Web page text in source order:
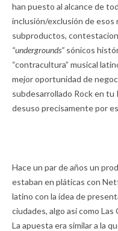
han puesto al alcance de
inclusión/exclusión de esos
subproductos,
“undergrounds” sónicos
“contracultura” musical
mejor oportunidad de
subdesarrollado Rock en tu
desuso precisamente por
Hace un par de años un
estaban en pláticas con
latino con la idea de
ciudades, algo así como
La apuesta era similar a la